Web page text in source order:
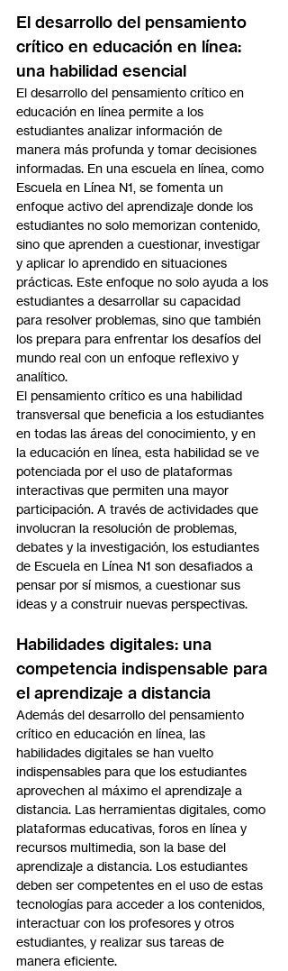
El desarrollo del pensamiento
crítico en educación en línea:
una habilidad esencial
El desarrollo del pensamiento crítico en
educación en línea permite a los
estudiantes analizar información de
manera más profunda y tomar decisiones
informadas. En una escuela en línea, como
Escuela en Línea N1, se fomenta un
enfoque activo del aprendizaje donde los
estudiantes no solo memorizan contenido,
sino que aprenden a cuestionar, investigar
y aplicar lo aprendido en situaciones
prácticas. Este enfoque no solo ayuda a los
estudiantes a desarrollar su capacidad
para resolver problemas, sino que también
los prepara para enfrentar los desafíos del
mundo real con un enfoque reflexivo y
analítico.
El pensamiento crítico es una habilidad
transversal que beneficia a los estudiantes
en todas las áreas del conocimiento, y en
la educación en línea, esta habilidad se ve
potenciada por el uso de plataformas
interactivas que permiten una mayor
participación. A través de actividades que
involucran la resolución de problemas,
debates y la investigación, los estudiantes
de Escuela en Línea N1 son desafiados a
pensar por sí mismos, a cuestionar sus
ideas y a construir nuevas perspectivas.
Habilidades digitales: una
competencia indispensable para
el aprendizaje a distancia
Además del desarrollo del pensamiento
crítico en educación en línea, las
habilidades digitales se han vuelto
indispensables para que los estudiantes
aprovechen al máximo el aprendizaje a
distancia. Las herramientas digitales, como
plataformas educativas, foros en línea y
recursos multimedia, son la base del
aprendizaje a distancia. Los estudiantes
deben ser competentes en el uso de estas
tecnologías para acceder a los contenidos,
interactuar con los profesores y otros
estudiantes, y realizar sus tareas de
manera eficiente.